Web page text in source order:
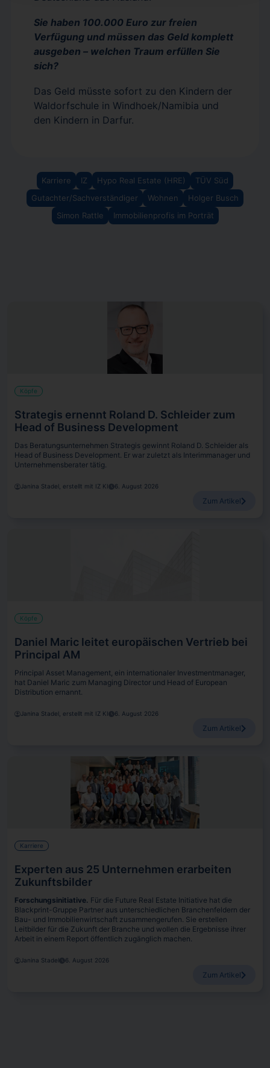
Sie haben 100.000 Euro zur freien
Verfügung und müssen das Geld komplett
ausgeben – welchen Traum erfüllen Sie
sich?
Das Geld müsste sofort zu den Kindern der
Waldorfschule in Windhoek/Namibia und
den Kindern in Darfur.
Karriere IZ Hypo Real Estate (HRE)
TÜV Süd
Gutachter/Sachverständiger
Wohnen
Holger Busch
Simon Rattle
Immobilienprofis im Porträt
Köpfe
Strategis ernennt Roland D. Schleider zum
Head of Business Development
Das Beratungsunternehmen Strategis gewinnt Roland D. Schleider als
Head of Business Development. Er war zuletzt als Interimmanager und
Unternehmensberater tätig.
Janina Stadel, erstellt mit IZ KI 6. August 2026
Zum Artikel
Köpfe
Daniel Maric leitet europäischen Vertrieb bei
Principal AM
Principal Asset Management, ein internationaler Investmentmanager,
hat Daniel Maric zum Managing Director und Head of European
Distribution ernannt.
Janina Stadel, erstellt mit IZ KI 6. August 2026
Zum Artikel
Karriere
Experten aus 25 Unternehmen erarbeiten
Zukunftsbilder
Forschungsinitiative. Für die Future Real Estate Initiative hat die
Blackprint-Gruppe Partner aus unterschiedlichen Branchenfeldern der
Bau- und Immobilienwirtschaft zusammengerufen. Sie erstellen
Leitbilder für die Zukunft der Branche und wollen die Ergebnisse ihrer
Arbeit in einem Report öffentlich zugänglich machen.
Janina Stadel 6. August 2026
Zum Artikel